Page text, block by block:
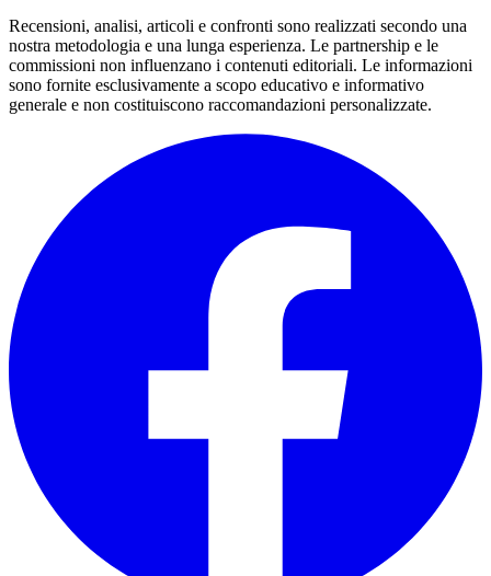
Recensioni, analisi, articoli e confronti sono realizzati secondo una
nostra metodologia e una lunga esperienza. Le partnership e le
commissioni non influenzano i contenuti editoriali. Le informazioni
sono fornite esclusivamente a scopo educativo e informativo
generale e non costituiscono raccomandazioni personalizzate.